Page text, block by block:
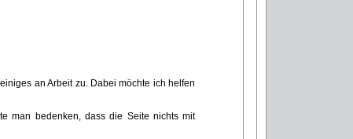
an Arbeit zu. Dabei möchte ich helfen
man bedenken, dass die Seite nichts mit